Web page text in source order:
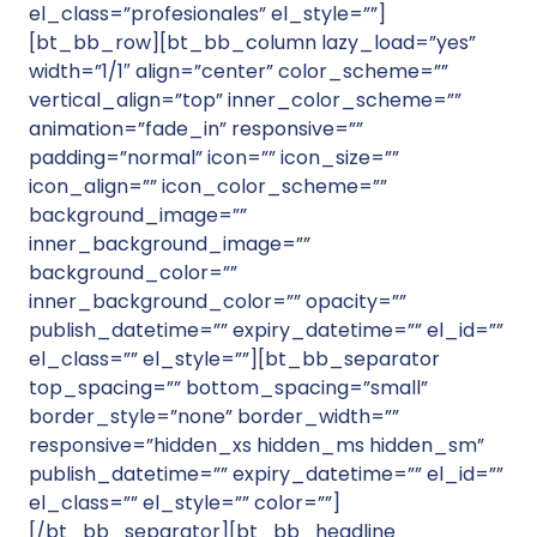
el_class=”profesionales” el_style=””]
[bt_bb_row][bt_bb_column lazy_load=”yes”
width=”1/1″ align=”center” color_scheme=””
vertical_align=”top” inner_color_scheme=””
animation=”fade_in” responsive=””
padding=”normal” icon=”” icon_size=””
icon_align=”” icon_color_scheme=””
background_image=””
inner_background_image=””
background_color=””
inner_background_color=”” opacity=””
publish_datetime=”” expiry_datetime=”” el_id=””
el_class=”” el_style=””][bt_bb_separator
top_spacing=”” bottom_spacing=”small”
border_style=”none” border_width=””
responsive=”hidden_xs hidden_ms hidden_sm”
publish_datetime=”” expiry_datetime=”” el_id=””
el_class=”” el_style=”” color=””]